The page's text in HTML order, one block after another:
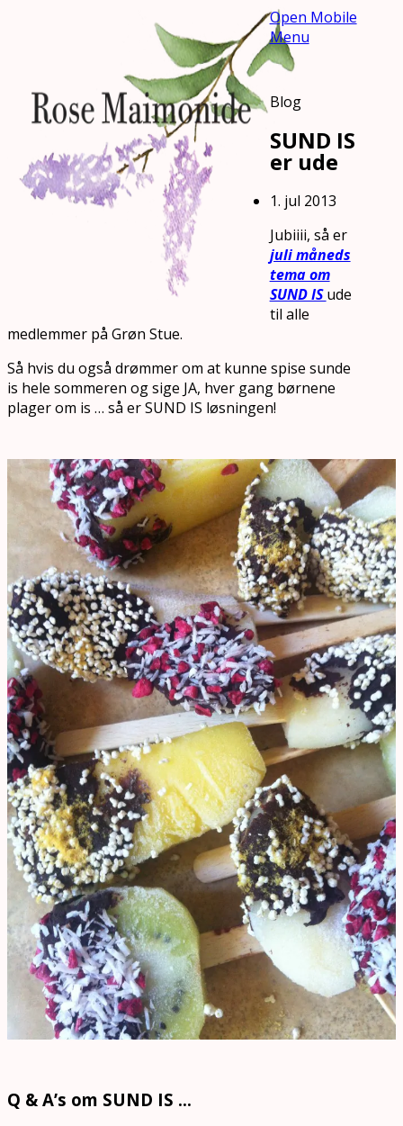
Open Mobile
Menu
Blog
SUND IS
er ude
1. jul 2013
Jubiiii, så er
juli måneds
tema om
SUND ISude
til alle
medlemmer på Grøn Stue.
Så hvis du også drømmer om at kunne spise sunde
is hele sommeren og sige JA, hver gang børnene
plager om is … så er SUND IS løsningen!
Q & A’s om SUND IS …